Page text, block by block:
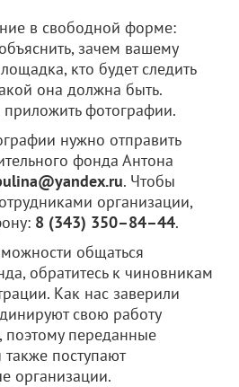
в свободной форме:
зачем вашему
кто будет следить
она должна быть.
фотографии.
нужно отправить
фонда Антона
. Чтобы
организации,
8 (343) 350–84–44.
общаться
обратитесь к чиновникам
Как нас заверили
свою работу
поэтому переданные
поступают
организации.